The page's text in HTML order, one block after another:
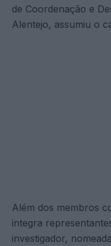
de Coordenação e
Alentejo, assumiu o
Além dos membros
integra
investigador,